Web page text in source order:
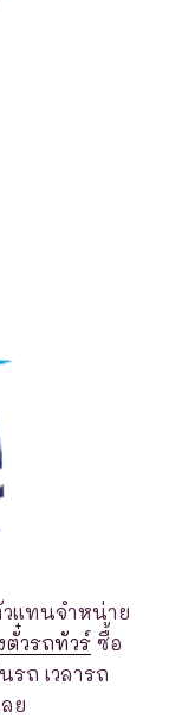
วแทนจำหน่าย
ตั๋วรถทัวร์ ซื้อ
รถ เวลารถ
ย